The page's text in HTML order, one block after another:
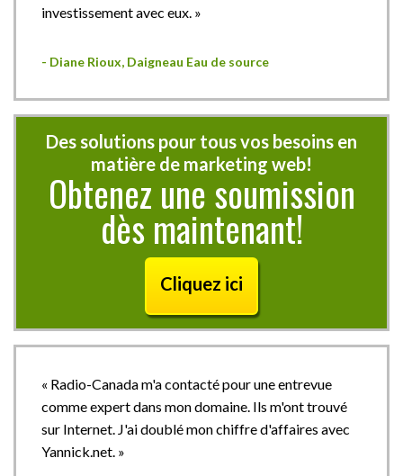
investissement avec eux. »
- Diane Rioux, Daigneau Eau de source
Des solutions pour tous vos besoins en
matière de marketing web!
Obtenez une soumission
dès maintenant!
Cliquez ici
« Radio-Canada m'a contacté pour une entrevue
comme expert dans mon domaine. Ils m'ont trouvé
sur Internet. J'ai doublé mon chiffre d'affaires avec
Yannick.net. »